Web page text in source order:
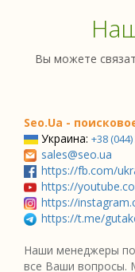
Вы можете
Seo.Ua -
Украина: +38
sales@seo.ua
https://fb.com/
https://
https://
https://t.me/
Наши менеджеры
все Ваши вопросы.